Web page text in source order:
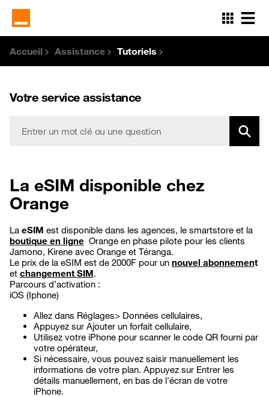
contenu
principal
Accueil Assistance Tutoriels
Votre service assistance
La eSIM disponible chez
Orange
La eSIM est disponible dans les agences, le smartstore et la
boutique en ligneOrange en phase pilote pour les clients
Jamono, Kirene avec Orange et Téranga.
Le prix de la eSIM est de 2000F pour un nouvel abonnement
et changement SIM.
Parcours d’activation :
iOS (Iphone)
Allez dans Réglages> Données cellulaires,
Appuyez sur Ajouter un forfait cellulaire,
Utilisez votre iPhone pour scanner le code QR fourni par
votre opérateur,
Si nécessaire, vous pouvez saisir manuellement les
informations de votre plan. Appuyez sur Entrer les
détails manuellement, en bas de l'écran de votre
iPhone.